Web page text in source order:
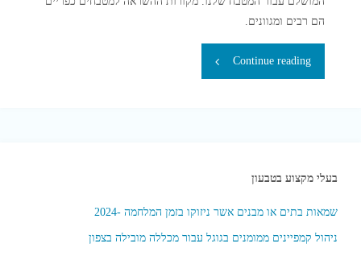
לך?"
הם רבים ומגוונים.
Continue reading"מטבחים
בעלי מקצוע בטבעון
שמאות בתים או מבנים אשר ניזוקו בזמן המלחמה -2024
ניהול קמפיינים ממומנים בגוגל עבור מכללה מובילה בצפון